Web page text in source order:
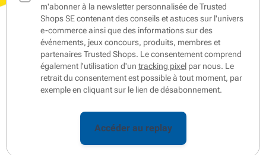
m'abonner à la newsletter personnalisée de Trusted
Shops SE contenant des conseils et astuces sur l'univers
e-commerce ainsi que des informations sur des
événements, jeux concours, produits, membres et
partenaires Trusted Shops. Le consentement comprend
également l'utilisation d'un tracking pixelpar nous. Le
retrait du consentement est possible à tout moment, par
exemple en cliquant sur le lien de désabonnement.